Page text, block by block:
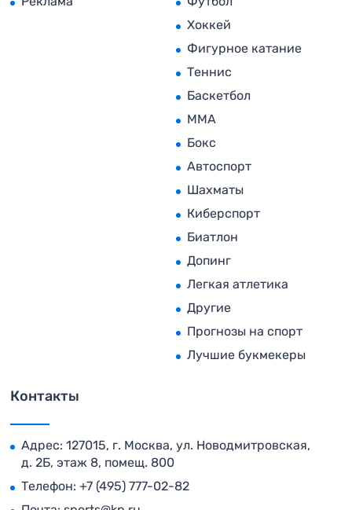
Хоккей
Фигурное катание
Теннис
Баскетбол
MMA
Бокс
Автоспорт
Шахматы
Киберспорт
Биатлон
Допинг
Легкая атлетика
Другие
Прогнозы на спорт
Лучшие букмекеры
Контакты
Адрес: 127015, г. Москва, ул. Новодмитровская,
д. 2Б, этаж 8, помещ. 800
Телефон: +7 (495) 777-02-82